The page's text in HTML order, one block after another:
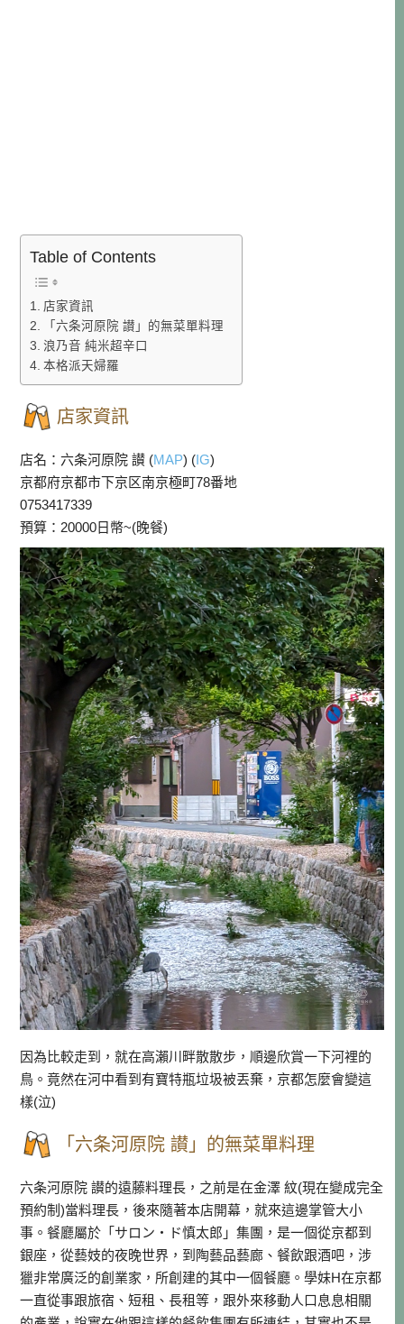
Table of Contents
店家資訊
「六条河原院 讃」的無菜單料理
浪乃音 純米超辛口
本格派天婦羅
店家資訊
店名：六条河原院 讃 (MAP) (IG)
京都府京都市下京区南京極町78番地
0753417339
預算：20000日幣~(晚餐)
因為比較走到，就在高瀨川畔散散步，順邊欣賞一下河裡的
鳥。竟然在河中看到有寶特瓶垃圾被丟棄，京都怎麼會變這
樣(泣)
「六条河原院 讃」的無菜單料理
六条河原院 讃的遠藤料理長，之前是在金澤 紋(現在變成完全
預約制)當料理長，後來隨著本店開幕，就來這邊掌管大小
事。餐廳屬於「サロン・ド慎太郎」集團，是一個從京都到
銀座，從藝妓的夜晚世界，到陶藝品藝廊、餐飲跟酒吧，涉
獵非常廣泛的創業家，所創建的其中一個餐廳。學妹H在京都
一直從事跟旅宿、短租、長租等，跟外來移動人口息息相關